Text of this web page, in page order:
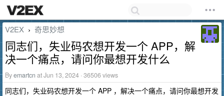
V2EX › 奇思妙想
同志们，失业码农想开发一个 APP，解
决一个痛点，请问你最想开发什么
Byemartcn at Jun 13, 2024 · 36506 views
同志们，失业码农想开发一个 APP ，解决一个痛点，请问你最想开发